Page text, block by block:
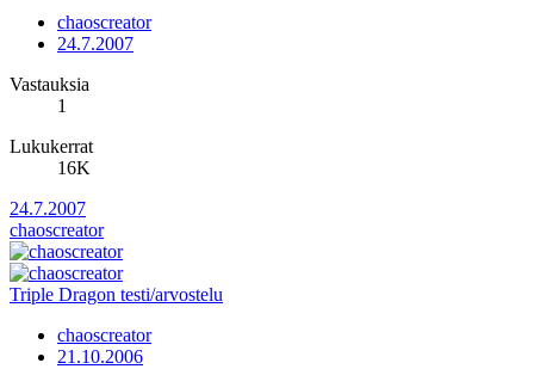
chaoscreator
24.7.2007
Vastauksia
1
Lukukerrat
16K
24.7.2007
chaoscreator
Triple Dragon testi/arvostelu
chaoscreator
21.10.2006